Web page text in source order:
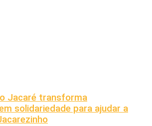
Jacaré transforma
solidariedade para ajudar a